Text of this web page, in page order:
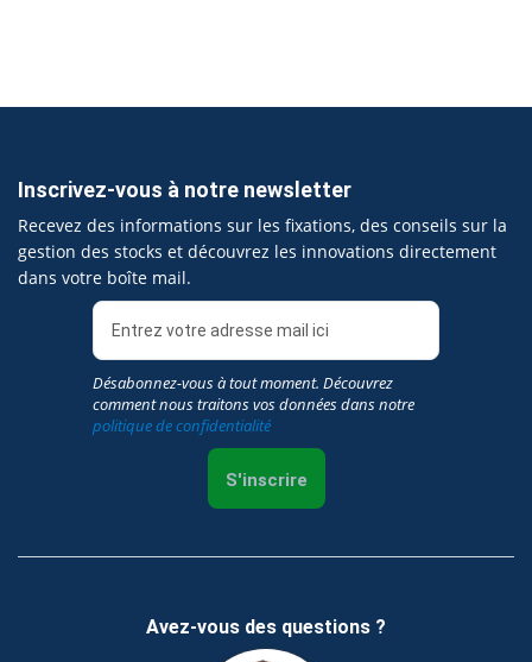
Inscrivez-vous à notre newsletter
Recevez des informations sur les fixations, des conseils sur la
gestion des stocks et découvrez les innovations directement
dans votre boîte mail.
Désabonnez-vous à tout moment. Découvrez
comment nous traitons vos données dans notre
politique de confidentialité
S'inscrire
Avez-vous des questions ?